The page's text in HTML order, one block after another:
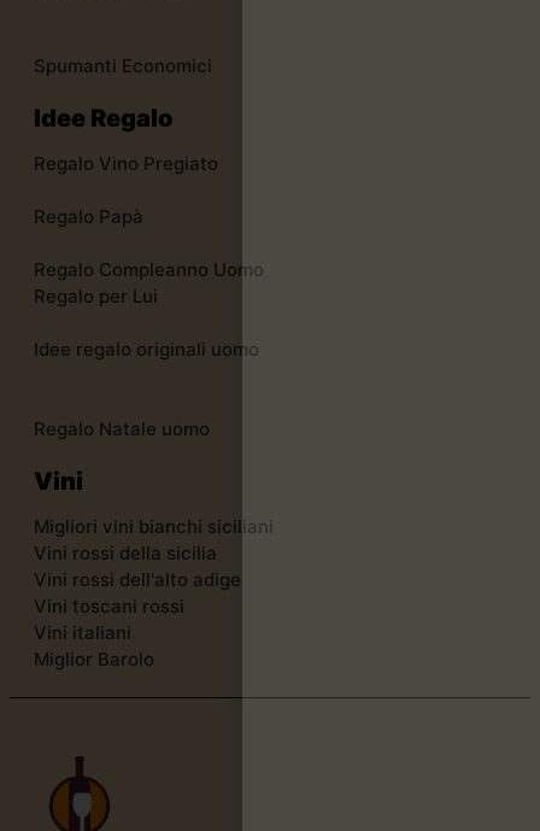
Spumanti Economici
Idee Regalo
Regalo Vino Pregiato
Regalo Papà
Regalo Compleanno Uomo
Regalo per Lui
Idee regalo originali uomo
Regalo Natale uomo
Vini
Migliori vini bianchi siciliani
Vini rossi della sicilia
Vini rossi dell'alto adige
Vini toscani rossi
Vini italiani
Miglior Barolo